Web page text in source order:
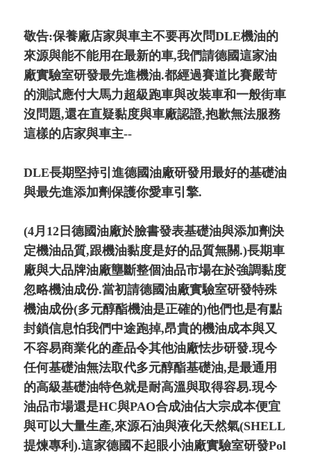
敬告:保養廠店家與車主不要再次問DLE機油的
來源與能不能用在最新的車,我們請德國這家油
廠實驗室研發最先進機油.都經過賽道比賽嚴苛
的測試應付大馬力超級跑車與改裝車和一般街車
沒問題,還在直疑黏度與車廠認證,抱歉無法服務
這樣的店家與車主--
DLE長期堅持引進德國油廠研發用最好的基礎油
與最先進添加劑保護你愛車引擎.
(4月12日德國油廠於臉書發表基礎油與添加劑決
定機油品質,跟機油黏度是好的品質無關.)長期車
廠與大品牌油廠壟斷整個油品市場在於強調黏度
忽略機油成份.當初請德國油廠實驗室研發特殊
機油成份(多元醇酯機油是正確的)他們也是有點
封鎖信息怕我們中途跑掉,昂貴的機油成本與又
不容易商業化的產品令其他油廠怯步研發.現今
任何基礎油無法取代多元醇酯基礎油,是最通用
的高級基礎油特色就是耐高溫與取得容易.現今
油品市場還是HC與PAO合成油佔大宗成本便宜
與可以大量生產,來源石油與液化天然氣(SHELL
提煉專利).這家德國不起眼小油廠實驗室研發Pol